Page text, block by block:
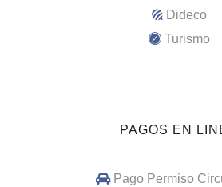
Dideco
Turismo
PAGOS EN
Pago Permiso